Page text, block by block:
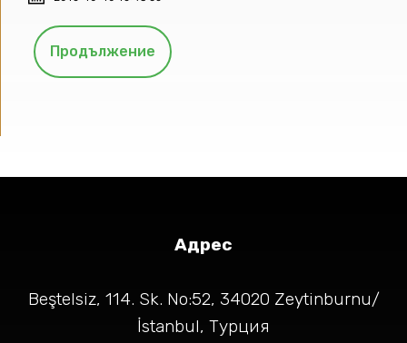
Продължение
Адрес
Beştelsiz, 114. Sk. No:52, 34020 Zeytinburnu/
İstanbul, Турция